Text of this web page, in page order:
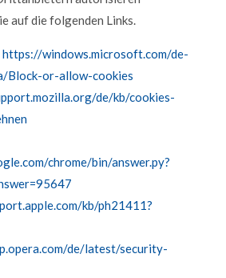
auf die folgenden Links.
https://windows.microsoft.com/de-
Block-or-allow-cookies
de/kb/cookies-
chrome/bin/answer.py?
kb/ph21411?
de/latest/security-